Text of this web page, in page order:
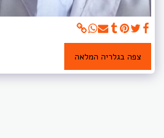
צפה בגלריה המלאה